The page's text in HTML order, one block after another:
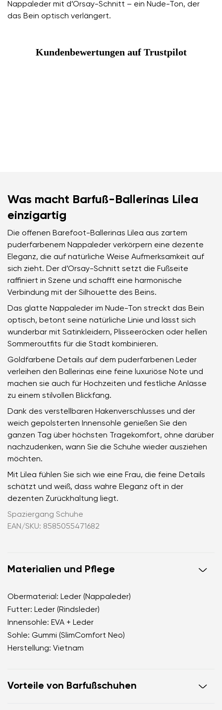
Nappaleder mit d’Orsay-Schnitt – ein Nude-Ton, der
das Bein optisch verlängert.
Kundenbewertungen auf Trustpilot
Was macht Barfuß-Ballerinas Lilea
einzigartig
Die offenen Barefoot-Ballerinas Lilea aus zartem
puderfarbenem Nappaleder verkörpern eine dezente
Eleganz, die auf natürliche Weise Aufmerksamkeit auf
sich zieht. Der d’Orsay-Schnitt setzt die Fußseite
raffiniert in Szene und schafft eine harmonische
Verbindung mit der Silhouette des Beins.
Das glatte Nappaleder im Nude-Ton streckt das Bein
optisch, betont seine natürliche Linie und lässt sich
wunderbar mit Satinkleidern, Plisseeröcken oder hellen
Sommeroutfits für die Stadt kombinieren.
Goldfarbene Details auf dem puderfarbenen Leder
verleihen den Ballerinas eine feine luxuriöse Note und
machen sie auch für Hochzeiten und festliche Anlässe
zu einem stilvollen Blickfang.
Dank des verstellbaren Hakenverschlusses und der
weich gepolsterten Innensohle genießen Sie den
ganzen Tag über höchsten Tragekomfort, ohne darüber
nachzudenken, wann Sie die Schuhe wieder ausziehen
möchten.
Mit Lilea fühlen Sie sich wie eine Frau, die feine Details
schätzt und weiß, dass wahre Eleganz oft in der
dezenten Zurückhaltung liegt.
Spaziergang Schuhe
EAN/SKU: 8585055471682
Materialien und Pflege
Obermaterial: Leder (Nappaleder)
Futter: Leder (Rindsleder)
Innensohle: EVA + Leder
Sohle: Gummi (SlimComfort Neo)
Herstellung: Vietnam
Vorteile von Barfußschuhen